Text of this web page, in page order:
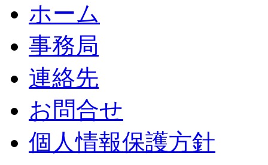
ホーム
事務局
連絡先
お問合せ
個人情報保護方針